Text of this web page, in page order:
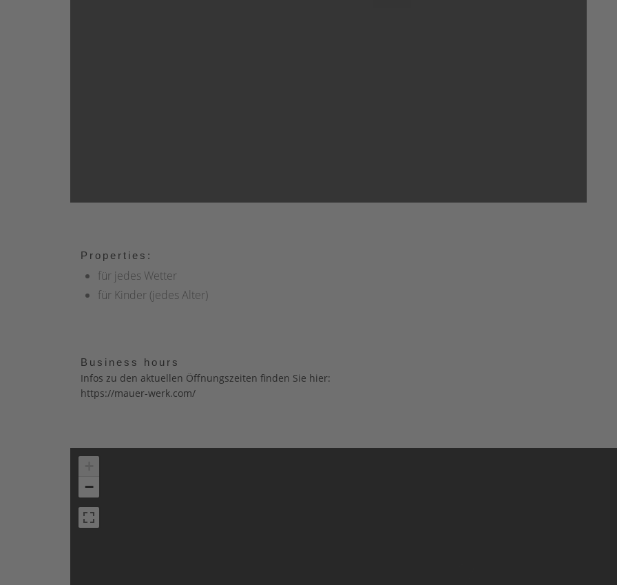
Properties:
für jedes Wetter
für Kinder (jedes Alter)
Business hours
Infos zu den aktuellen Öffnungszeiten finden Sie hier:
https://mauer-werk.com/
−